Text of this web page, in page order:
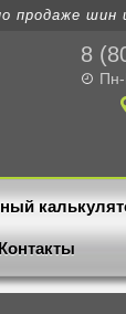
продаже шин
8
Контакты